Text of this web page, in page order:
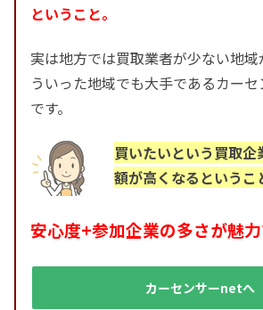
ということ。
実は地方では買取業者が少ない地域
ういった地域でも大手であるカー
です。
買いたいという買取
額が高くなるというこ
安心度+参加企業の多さが魅
カーセンサーnetへ